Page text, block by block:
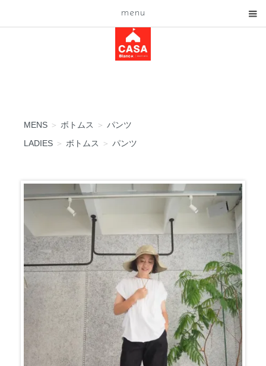
menu
MENS ＞ ボトムス ＞ パンツ
LADIES ＞ ボトムス ＞ パンツ